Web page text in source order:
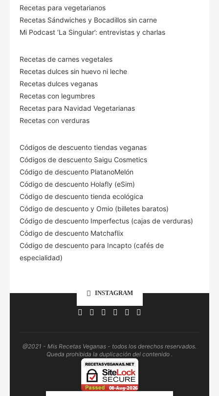
Recetas para vegetarianos
Recetas Sándwiches y Bocadillos sin carne
Mi Podcast ‘La Singular’: entrevistas y charlas
Recetas de carnes vegetales
Recetas dulces sin huevo ni leche
Recetas dulces veganas
Recetas con legumbres
Recetas para Navidad Vegetarianas
Recetas con verduras
Códigos de descuento tiendas veganas
Códigos de descuento Saigu Cosmetics
Código de descuento PlatanoMelón
Código de descuento Holafly (eSim)
Código de descuento tienda ecológica
Código de descuento y Omio (billetes baratos)
Código de descuento Imperfectus (cajas de verduras)
Código de descuento Matchaflix
Código de descuento para Incapto (cafés de
especialidad)
INSTAGRAM
@2021 - Mis Recetas Veganas - todos los derechos reservados.
Queda prohibida la duplicación del contenido .